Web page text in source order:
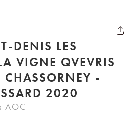
DENIS LES
VIGNE QVEVRIS
-
2020
AOC